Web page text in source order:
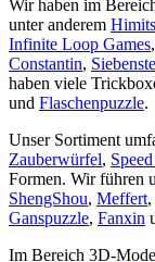
Wir haben im
unter anderem
Infinite Loop Games,
Constantin,
haben viele
und Flaschenpuzzle.
Unser Sortiment
Zauberwürfel,
Formen. Wir führen
ShengShou, Meffert,
Ganspuzzle, Fanxin
Im Bereich 3D-